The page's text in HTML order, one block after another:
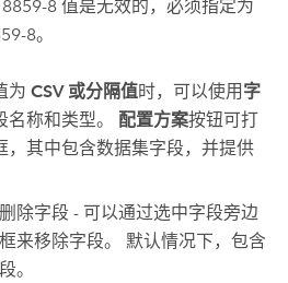
8 值是无效的，必须指定为
8。
为CSV 或分隔值时，可以使用 字
名称和类型。 配置方案按钮可打
，其中包含数据集字段，并提供
除字段 - 可以通过选中字段旁边
来移除字段。 默认情况下，包含
。